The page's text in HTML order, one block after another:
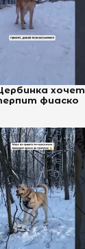
хочет
фиаско